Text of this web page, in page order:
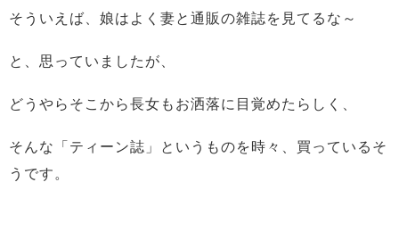
そういえば、娘はよく妻と通販の雑誌を見てるな～
と、思っていましたが、
どうやらそこから長女もお洒落に目覚めたらしく、
そんな「ティーン誌」というものを時々、買っているそ
うです。